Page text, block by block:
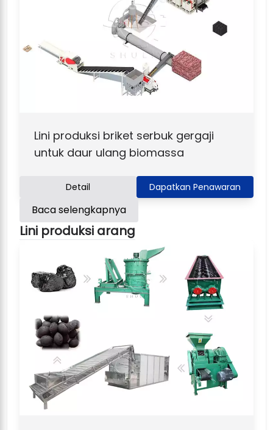
Lini produksi briket serbuk gergaji
untuk daur ulang biomassa
Detail Dapatkan Penawaran
Baca selengkapnya
Lini produksi arang